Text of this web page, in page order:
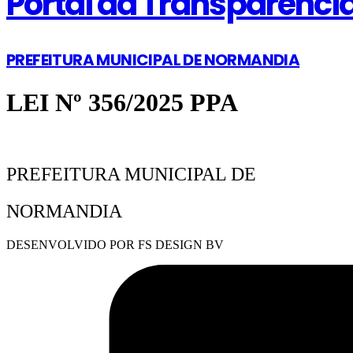
PREFEITURA MUNICIPAL DE NORMANDIA
LEI Nº 356/2025 PPA
PREFEITURA MUNICIPAL DE
NORMANDIA
DESENVOLVIDO POR FS DESIGN BV